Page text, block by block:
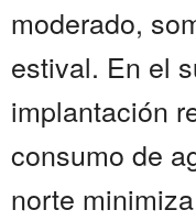
moderado,
estival. En el
implantación
consumo de
norte